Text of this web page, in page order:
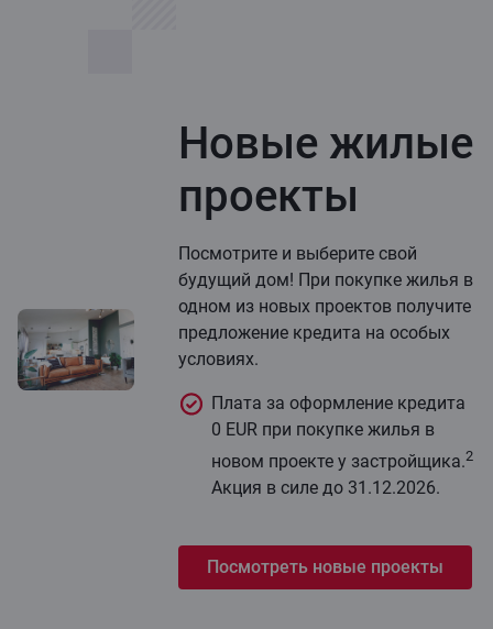
Новые жилые
проекты
Посмотрите и выберите свой
будущий дом! При покупке жилья в
одном из новых проектов получите
предложение кредита на особых
условиях.
Плата за оформление кредита
0 EUR при покупке жилья в
новом проекте у застройщика.2
Акция в силе до 31.12.2026.
Посмотреть новые проекты